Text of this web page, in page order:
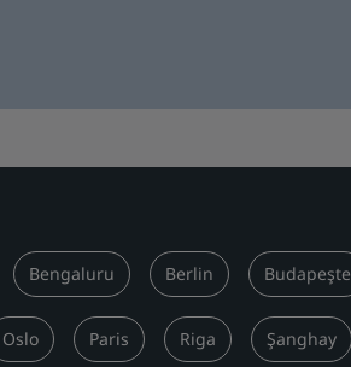
Bengaluru Berlin Budapeşte
Oslo Paris Riga Şanghay